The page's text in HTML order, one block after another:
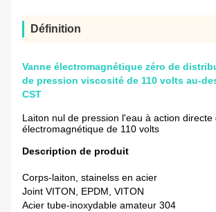
Définition
Vanne électromagnétique zéro de
de pression viscosité de 110 volts au-
CST
Laiton nul de pression l'eau à action directe
électromagnétique de 110 volts
Description de produit
Corps-laiton, stainelss en acier
Joint VITON, EPDM, VITON
Acier tube-inoxydable amateur 304